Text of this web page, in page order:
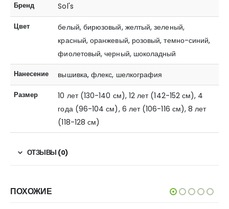
Бренд Sol's
Цвет
белый, бирюзовый, желтый, зеленый,
красный, оранжевый, розовый, темно-синий,
фиолетовый, черный, шоколадный
Нанесение вышивка, флекс, шелкография
Размер
10 лет (130-140 см), 12 лет (142-152 см), 4
года (96-104 см), 6 лет (106-116 см), 8 лет
(118-128 см)
ОТЗЫВЫ (0)
ПОХОЖИЕ